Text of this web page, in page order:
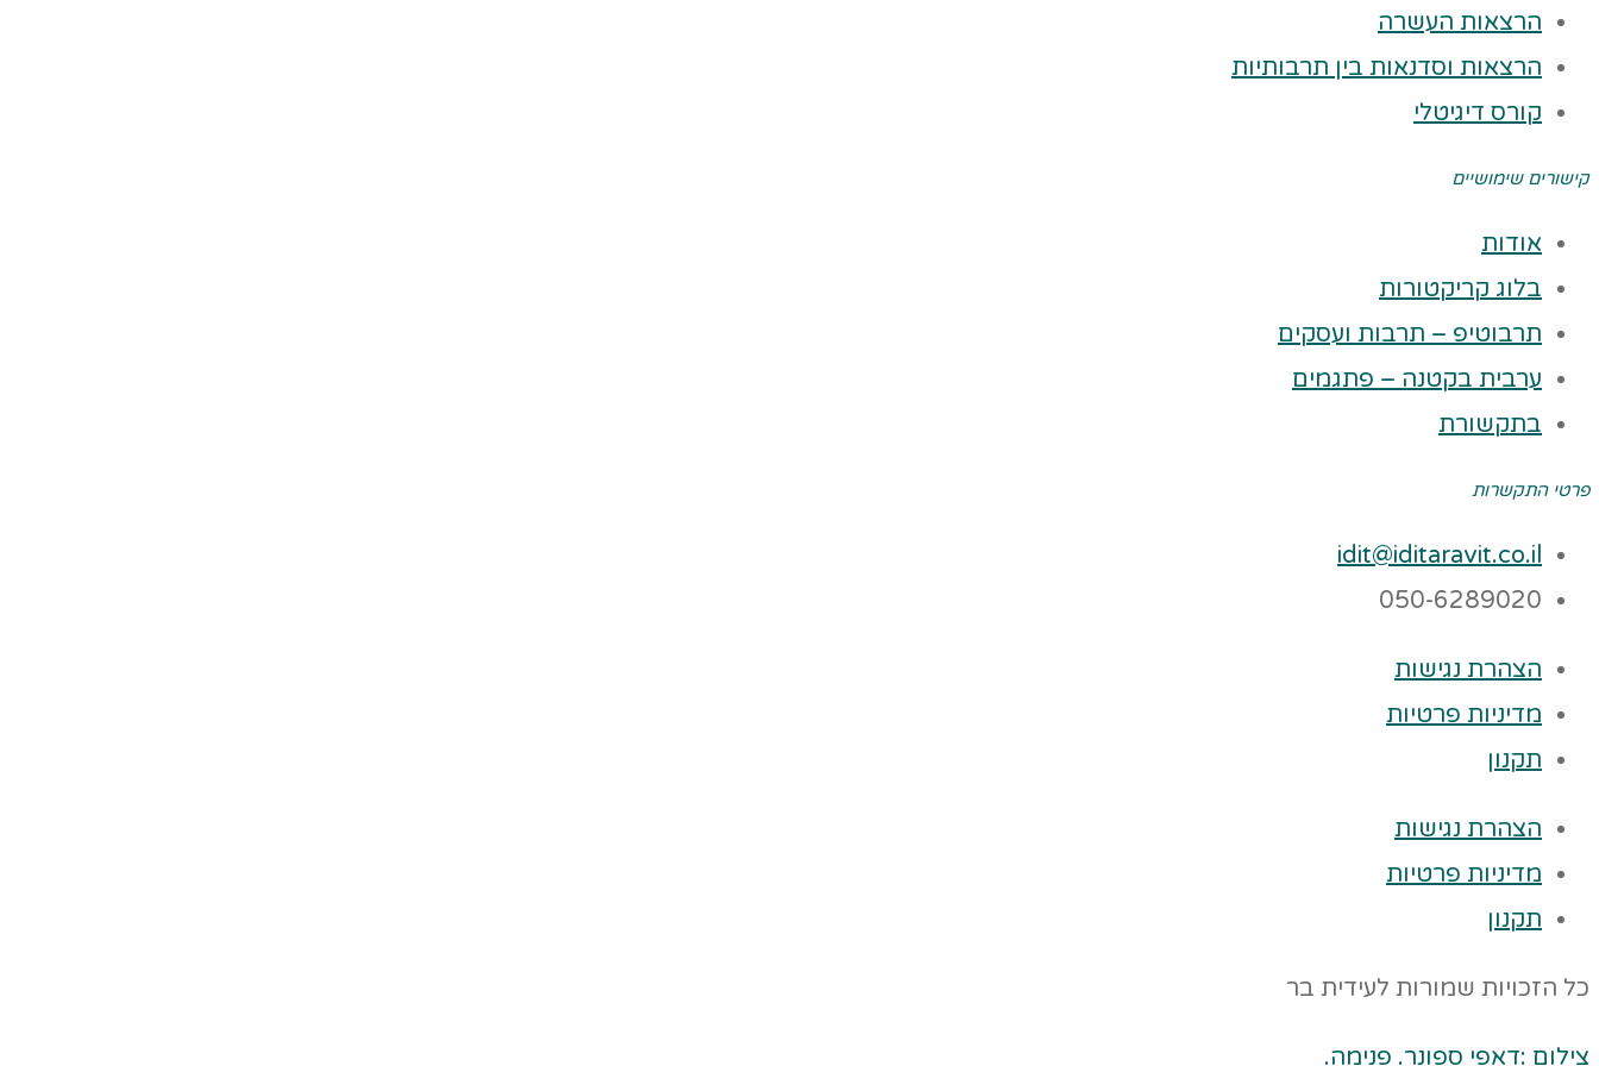
הרצאות העשרה
הרצאות וסדנאות בין תרבותיות
קורס דיגיטלי
קישורים שימושיים
אודות
בלוג קריקטורות
תרבוטיפ – תרבות ועסקים
ערבית בקטנה – פתגמים
בתקשורת
פרטי התקשרות
idit@iditaravit.co.il
050-6289020
הצהרת נגישות
מדיניות פרטיות
תקנון
הצהרת נגישות
מדיניות פרטיות
תקנון
כל הזכויות שמורות לעידית בר
צילום :דאפי ספונר. פנימה.